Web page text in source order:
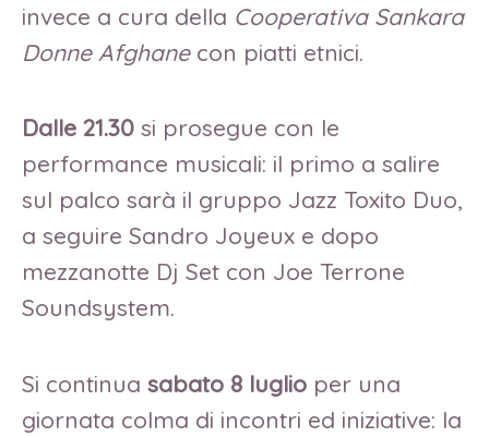
invece a cura della Cooperativa Sankara
Donne Afghane con piatti etnici.
Dalle 21.30 si prosegue con le
performance musicali: il primo a salire
sul palco sarà il gruppo Jazz Toxito Duo,
a seguire Sandro Joyeux e dopo
mezzanotte Dj Set con Joe Terrone
Soundsystem.
Si continua sabato 8 luglio per una
giornata colma di incontri ed iniziative: la